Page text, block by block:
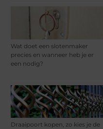
Wat doet een slotenmaker
precies en wanneer heb je er
een nodig?
Draaipoort kopen, zo kies je de